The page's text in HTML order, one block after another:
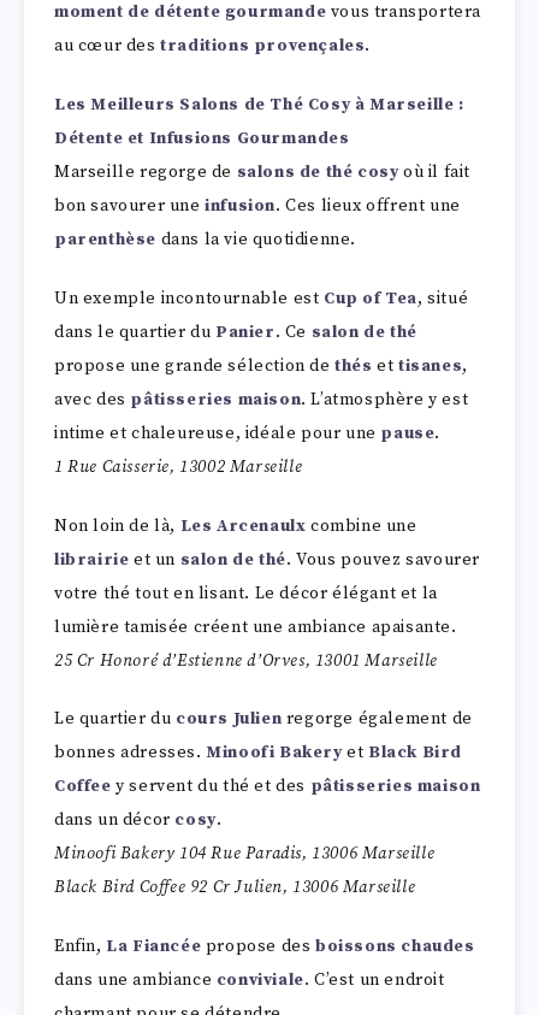
moment de détente gourmande vous transportera
au cœur destraditions provençales.
Les Meilleurs Salons de Thé Cosy à Marseille :
Détente et Infusions Gourmandes
Marseille regorge de salons de thé cosyoù il fait
bon savourer uneinfusion. Ces lieux offrent une
parenthèse dans la vie quotidienne.
Un exemple incontournable est Cup of Tea, situé
dans le quartier du Panier. Ce salon de thé
propose une grande sélection dethés ettisanes,
avec des pâtisseries maison. L’atmosphère y est
intime et chaleureuse, idéale pour une pause.
1 Rue Caisserie, 13002 Marseille
Non loin de là, Les Arcenaulx combine une
librairie et un salon de thé. Vous pouvez savourer
votre thé tout en lisant. Le décor élégant et la
lumière tamisée créent une ambiance apaisante.
25 Cr Honoré d’Estienne d’Orves, 13001 Marseille
Le quartier du cours Julien regorge également de
bonnes adresses.Minoofi Bakeryet Black Bird
Coffee y servent du thé et des pâtisseries maison
dans un décor cosy.
Minoofi Bakery 104 Rue Paradis, 13006 Marseille
Black Bird Coffee 92 Cr Julien, 13006 Marseille
Enfin, La Fiancée propose desboissons chaudes
dans une ambiance conviviale. C’est un endroit